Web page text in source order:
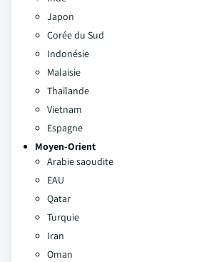
Japon
Corée du Sud
Indonésie
Malaisie
Thaïlande
Vietnam
Espagne
Moyen-Orient
Arabie saoudite
EAU
Qatar
Turquie
Iran
Oman